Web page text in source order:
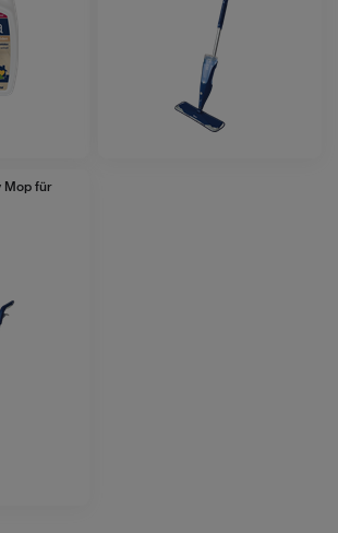
Mop für